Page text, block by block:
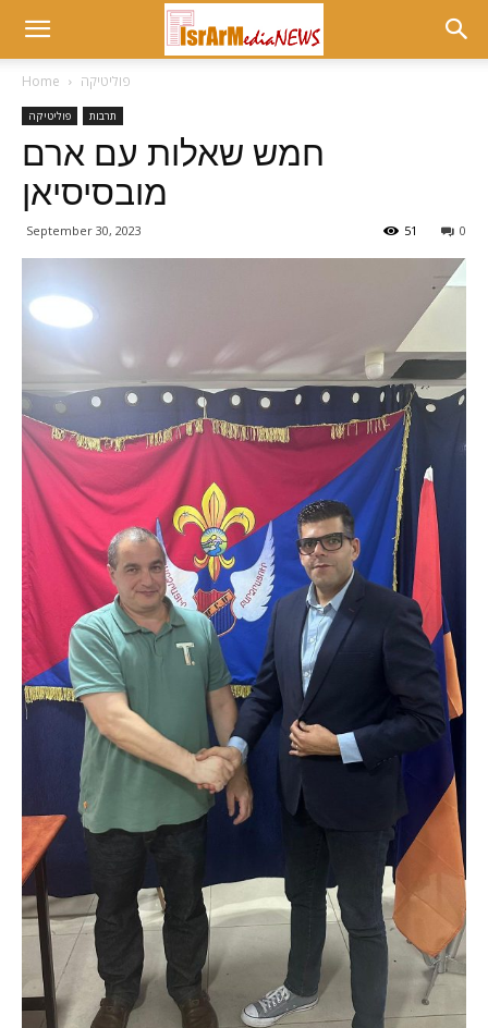
Home פוליטיקה
פוליטיקה תרבות
חמש שאלות עם ארם
מובסיסיאן
September 30, 2023 0
51